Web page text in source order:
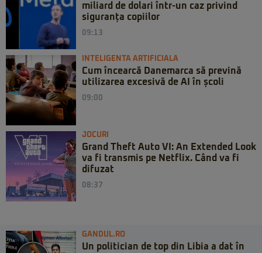
miliard de dolari într-un caz privind
siguranța copiilor
09:13
INTELIGENTA ARTIFICIALA
Cum încearcă Danemarca să prevină
utilizarea excesivă de AI în școli
09:00
JOCURI
Grand Theft Auto VI: An Extended Look
va fi transmis pe Netflix. Când va fi
difuzat
08:37
GANDUL.RO
Un politician de top din Libia a dat în